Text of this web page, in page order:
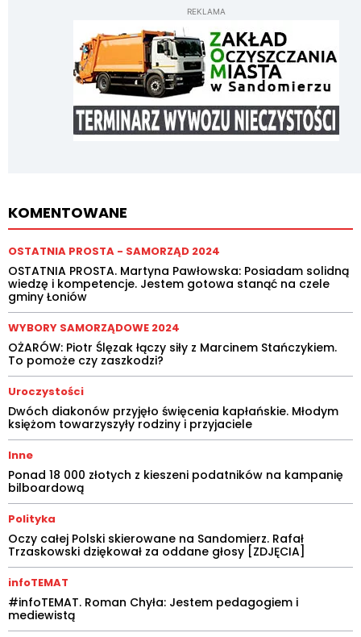
REKLAMA
KOMENTOWANE
OSTATNIA PROSTA - SAMORZĄD 2024
OSTATNIA PROSTA. Martyna Pawłowska: Posiadam solidną
wiedzę i kompetencje. Jestem gotowa stanąć na czele
gminy Łoniów
WYBORY SAMORZĄDOWE 2024
OŻARÓW: Piotr Ślęzak łączy siły z Marcinem Stańczykiem.
To pomoże czy zaszkodzi?
Uroczystości
Dwóch diakonów przyjęło święcenia kapłańskie. Młodym
księżom towarzyszyły rodziny i przyjaciele
Inne
Ponad 18 000 złotych z kieszeni podatników na kampanię
bilboardową
Polityka
Oczy całej Polski skierowane na Sandomierz. Rafał
Trzaskowski dziękował za oddane głosy [ZDJĘCIA]
infoTEMAT
#infoTEMAT. Roman Chyła: Jestem pedagogiem i
mediewistą